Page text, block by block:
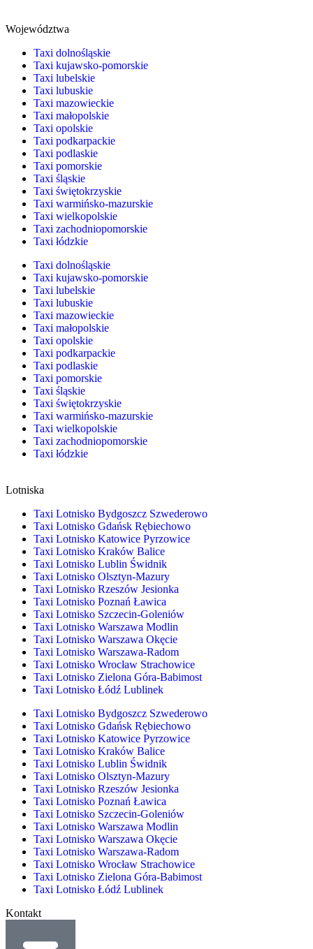
Województwa
Taxi dolnośląskie
Taxi kujawsko-pomorskie
Taxi lubelskie
Taxi lubuskie
Taxi mazowieckie
Taxi małopolskie
Taxi opolskie
Taxi podkarpackie
Taxi podlaskie
Taxi pomorskie
Taxi śląskie
Taxi świętokrzyskie
Taxi warmińsko-mazurskie
Taxi wielkopolskie
Taxi zachodniopomorskie
Taxi łódzkie
Taxi dolnośląskie
Taxi kujawsko-pomorskie
Taxi lubelskie
Taxi lubuskie
Taxi mazowieckie
Taxi małopolskie
Taxi opolskie
Taxi podkarpackie
Taxi podlaskie
Taxi pomorskie
Taxi śląskie
Taxi świętokrzyskie
Taxi warmińsko-mazurskie
Taxi wielkopolskie
Taxi zachodniopomorskie
Taxi łódzkie
Lotniska
Taxi Lotnisko Bydgoszcz Szwederowo
Taxi Lotnisko Gdańsk Rębiechowo
Taxi Lotnisko Katowice Pyrzowice
Taxi Lotnisko Kraków Balice
Taxi Lotnisko Lublin Świdnik
Taxi Lotnisko Olsztyn-Mazury
Taxi Lotnisko Rzeszów Jesionka
Taxi Lotnisko Poznań Ławica
Taxi Lotnisko Szczecin-Goleniów
Taxi Lotnisko Warszawa Modlin
Taxi Lotnisko Warszawa Okęcie
Taxi Lotnisko Warszawa-Radom
Taxi Lotnisko Wrocław Strachowice
Taxi Lotnisko Zielona Góra-Babimost
Taxi Lotnisko Łódź Lublinek
Taxi Lotnisko Bydgoszcz Szwederowo
Taxi Lotnisko Gdańsk Rębiechowo
Taxi Lotnisko Katowice Pyrzowice
Taxi Lotnisko Kraków Balice
Taxi Lotnisko Lublin Świdnik
Taxi Lotnisko Olsztyn-Mazury
Taxi Lotnisko Rzeszów Jesionka
Taxi Lotnisko Poznań Ławica
Taxi Lotnisko Szczecin-Goleniów
Taxi Lotnisko Warszawa Modlin
Taxi Lotnisko Warszawa Okęcie
Taxi Lotnisko Warszawa-Radom
Taxi Lotnisko Wrocław Strachowice
Taxi Lotnisko Zielona Góra-Babimost
Taxi Lotnisko Łódź Lublinek
Kontakt